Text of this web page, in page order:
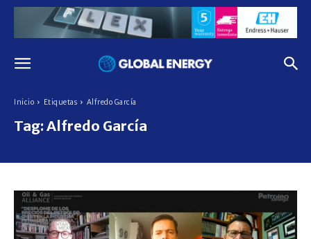
Inicio Etiquetas Alfredo García
Tag: Alfredo García